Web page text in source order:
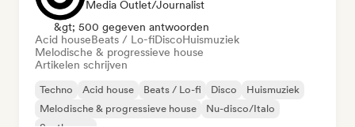
Media Outlet/Journalist
&gt; 500 gegeven antwoorden
Acid houseBeats / Lo-fiDiscoHuismuziek
Melodische & progressieve house
Artikelen schrijven
Techno Acid house Beats / Lo-fi Disco
Huismuziek
Melodische & progressieve house
Nu-disco/Italo